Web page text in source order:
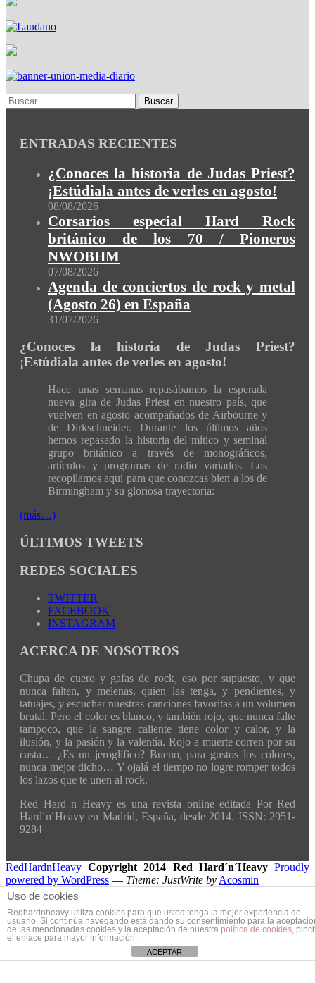
ENTRADAS RECIENTES
¿Conoces la historia de Judas Priest?
¡Estúdiala antes de verles en agosto!
08/08/2026
Corsarios especial Hard Rock
británico de los 70 / Pioneros
NWOBHM
07/08/2026
Agenda de conciertos de rock y metal
(Agosto 26) en España
31/07/2026
¿Conoces la historia de Judas Priest?
¡Estúdiala antes de verles en agosto!
Hace unas semanas repasábamos la esperada
nueva gira de Judas Priest en nuestro país, que
vuelven en agosto acompañados de Airbourne y
de Dirkschneider. Durante los últimos años
hemos repasado la historia del mítico y seminal
grupo británico a través de monográficos,
artículos y programas de radio variados. Los
recopilamos aquí para que conozcas bien a los de
Birmingham y su gloriosa trayectoria:
(más…)
ÚLTIMOS TWEETS
REDES SOCIALES
TWITTER
FACEBOOK
INSTAGRAM
ACERCA DE NOSOTROS
Chupa de cuero y gafas de rock, eso por supuesto, y que
nunca falten, y melenas, quien las tenga, y pendientes, y
tatuajes, y escuchar nuestras canciones favoritas a un volumen
brutal. Pero el color es blanco, y también rojo, que nunca falte
tampoco, que la sangre caliente tiene color y calor, y la
ilusión, y la pasión y la valentía. Rojo a muerte corren por su
casta… ¿Es un jeroglífico? Bueno, para gustos los colores,
nunca mejor dicho… Y ojalá el tiempo no logre romper todos
los lazos que te unen al rock.
Red Hard n Heavy es una revista online editada Por Red
Hard´n´Heavy en Madrid, España, desde 2014. ISSN: 2951-
9284
RedHardnHeavy Copyright 2014 Red Hard´n´Heavy Proudly
powered by WordPress — Theme: JustWrite by Acosmin
Uso de cookies
Redhardnheavy utiliza cookies para que usted tenga la mejor experiencia de
usuario. Si continúa navegando está dando su consentimiento para la
de las mencionadas cookies y la aceptación de nuestra política de cookies ,
el enlace para mayor información.
ACEPTAR
Translate »